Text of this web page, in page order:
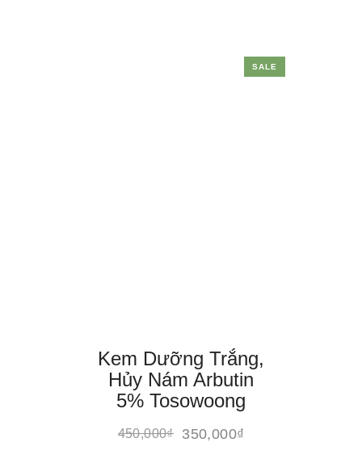
SALE
Kem Dưỡng Trắng,
Hủy Nám Arbutin
5% Tosowoong
450,000₫ 350,000₫